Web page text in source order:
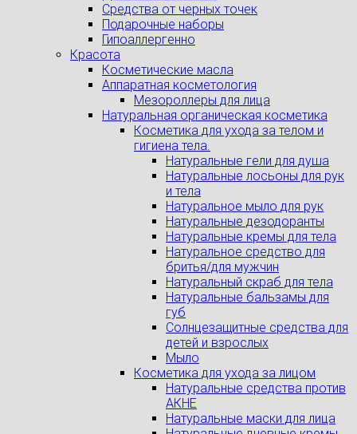
Средства от черных точек
Подарочные наборы
Гипоаллергенно
Красота
Косметические масла
Аппаратная косметология
Мезороллеры для лица
Натуральная органическая косметика
Косметика для ухода за телом и
гигиена тела.
Натуральные гели для душа
Натуральные лосьоны для рук
и тела
Натуральное мыло для рук
Натуральные дезодоранты
Натуральные кремы для тела
Натуральное средство для
бритья/для мужчин
Натуральный скраб для тела
Натуральные бальзамы для
губ
Солнцезащитные средства для
детей и взрослых
Мыло
Косметика для ухода за лицом
Натуральные средства против
АКНЕ
Натуральные маски для лица